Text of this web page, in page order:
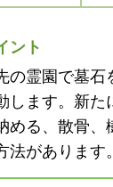
ント
の霊園で墓石
します。新た
める、散骨、
法があります。